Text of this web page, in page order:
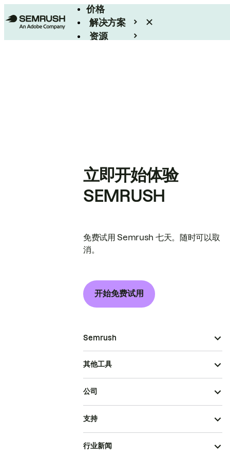
价格
解决方案
资源
立即开始体验
SEMRUSH
免费试用 Semrush 七天。随时可以取
消。
开始免费试用
Semrush
其他工具
公司
支持
行业新闻